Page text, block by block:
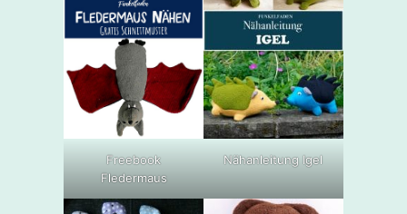
Freebook
Fledermaus
Nähanleitung Igel